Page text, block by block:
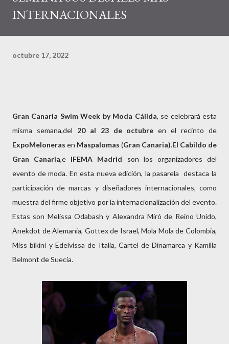
INTERNACIONALES
octubre 17, 2022
Gran Canaria Swim Week by Moda Cálida, se celebrará esta
misma semana,del 20 al 23 de octubre en el recinto de
ExpoMeloneras en Maspalomas (Gran Canaria).El Cabildo de
Gran Canaria,e IFEMA Madrid son los organizadores del
evento de moda. En esta nueva edición, la pasarela destaca la
participación de marcas y diseñadores internacionales, como
muestra del firme objetivo por la internacionalización del evento.
Estas son Melissa Odabash y Alexandra Miró de Reino Unido,
Anekdot de Alemania, Gottex de Israel, Mola Mola de Colombia,
Miss bikini y Edelvissa de Italia, Cartel de Dinamarca y Kamilla
Belmont de Suecia.